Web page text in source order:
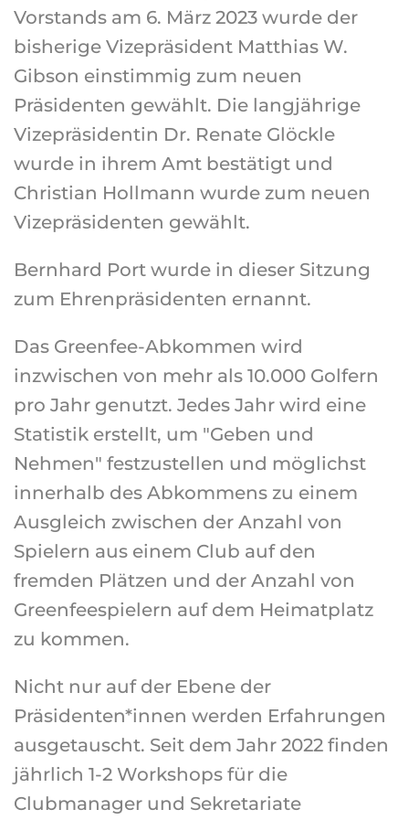
Vorstands am 6. März 2023 wurde der
bisherige Vizepräsident Matthias W.
Gibson einstimmig zum neuen
Präsidenten gewählt. Die langjährige
Vizepräsidentin Dr. Renate Glöckle
wurde in ihrem Amt bestätigt und
Christian Hollmann wurde zum neuen
Vizepräsidenten gewählt.
Bernhard Port wurde in dieser Sitzung
zum Ehrenpräsidenten ernannt.
Das Greenfee-Abkommen wird
inzwischen von mehr als 10.000 Golfern
pro Jahr genutzt. Jedes Jahr wird eine
Statistik erstellt, um "Geben und
Nehmen" festzustellen und möglichst
innerhalb des Abkommens zu einem
Ausgleich zwischen der Anzahl von
Spielern aus einem Club auf den
fremden Plätzen und der Anzahl von
Greenfeespielern auf dem Heimatplatz
zu kommen.
Nicht nur auf der Ebene der
Präsidenten*innen werden Erfahrungen
ausgetauscht. Seit dem Jahr 2022 finden
jährlich 1-2 Workshops für die
Clubmanager und Sekretariate